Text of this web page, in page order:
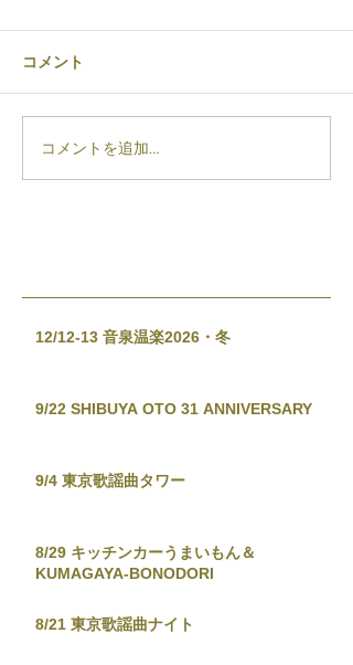
コメント
コメントを追加…
12/12-13 音泉温楽2026・冬
9/22 SHIBUYA OTO 31 ANNIVERSARY
9/4 東京歌謡曲タワー
8/29 キッチンカーうまいもん＆
KUMAGAYA-BONODORI
8/21 東京歌謡曲ナイト